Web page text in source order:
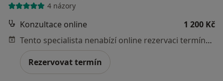
4 názory
Konzultace online
1 200 Kč
Tento specialista nenabízí online rezervaci termínu na této adrese.
Rezervovat termín